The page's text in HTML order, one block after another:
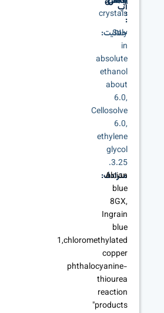
crystals
حلالیت:
Soly
absolute
ethanol
about
6.0,
Cellosolve
6.0,
ethylene
glycol
3.25.
مترادف:
Alcian
blue
8GX,
Ingrain
blue
1,chloromethylated
copper
phthalocyanine-
thiourea
reaction
products"